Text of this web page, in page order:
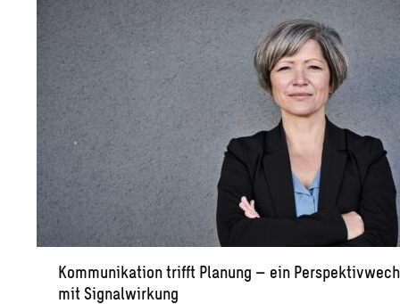
Kommunikation trifft Planung – ein
mit Signalwirkung